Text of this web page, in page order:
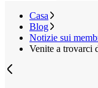
Casa
Blog
Notizie sui
Venite a trovarci